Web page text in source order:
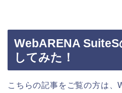
WebARENA
してみた！
こちらの記事をご覧の方は